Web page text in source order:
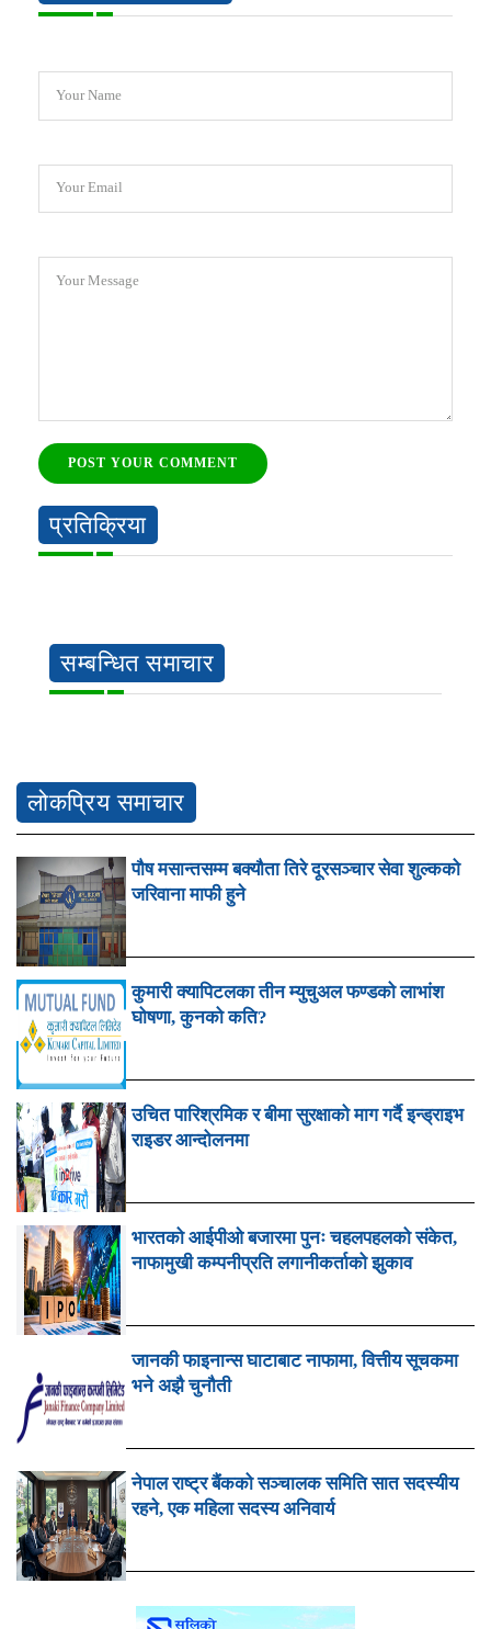
Your Name
Your Email
Your Message
POST YOUR COMMENT
प्रतिक्रिया
सम्बन्धित समाचार
लोकप्रिय समाचार
पौष मसान्तसम्म बक्यौता तिरे दूरसञ्चार सेवा शुल्कको
जरिवाना माफी हुने
कुमारी क्यापिटलका तीन म्युचुअल फण्डको लाभांश
घोषणा, कुनको कति?
उचित पारिश्रमिक र बीमा सुरक्षाको माग गर्दै इन्ड्राइभ
राइडर आन्दोलनमा
भारतको आईपीओ बजारमा पुनः चहलपहलको संकेत,
नाफामुखी कम्पनीप्रति लगानीकर्ताको झुकाव
जानकी फाइनान्स घाटाबाट नाफामा, वित्तीय सूचकमा
भने अझै चुनौती
नेपाल राष्ट्र बैंकको सञ्चालक समिति सात सदस्यीय
रहने, एक महिला सदस्य अनिवार्य